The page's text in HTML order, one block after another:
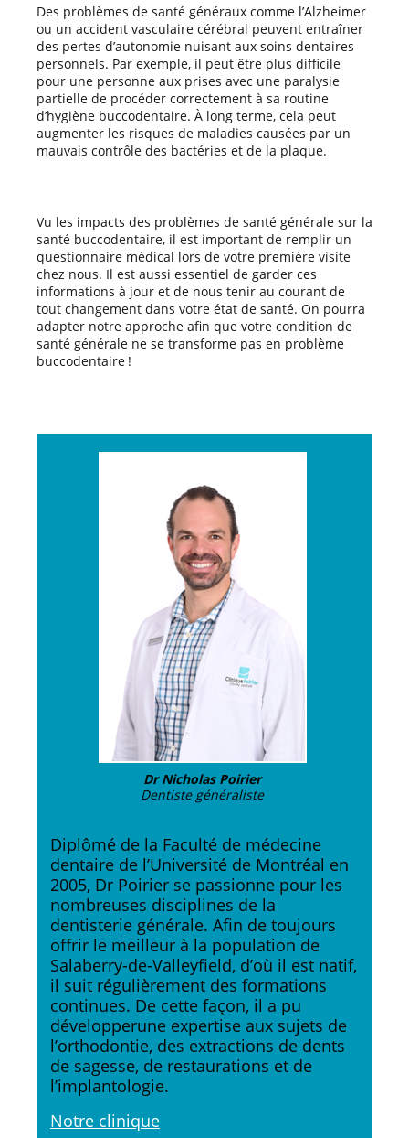
Des problèmes de santé généraux comme l’Alzheimer
ou un accident vasculaire cérébral peuvent entraîner
des pertes d’autonomie nuisant aux soins dentaires
personnels. Par exemple, il peut être plus difficile
pour une personne aux prises avec une paralysie
partielle de procéder correctement à sa routine
d’hygiène buccodentaire. À long terme, cela peut
augmenter les risques de maladies causées par un
mauvais contrôle des bactéries et de la plaque.
Vu les impacts des problèmes de santé générale sur la
santé buccodentaire, il est important de remplir un
questionnaire médical lors de votre première visite
chez nous. Il est aussi essentiel de garder ces
informations à jour et de nous tenir au courant de
tout changement dans votre état de santé. On pourra
adapter notre approche afin que votre condition de
santé générale ne se transforme pas en problème
buccodentaire !
Dr Nicholas Poirier
Dentiste généraliste
Diplômé de la Faculté de médecine
dentaire de l’Université de Montréal en
2005, Dr Poirier se passionne pour les
nombreuses disciplines de la
dentisterie générale. Afin de toujours
offrir le meilleur à la population de
Salaberry-de-Valleyfield, d’où il est natif,
il suit régulièrement des formations
continues. De cette façon, il a pu
développerune expertise aux sujets de
l’orthodontie, des extractions de dents
de sagesse, de restaurations et de
l’implantologie.
Notre clinique